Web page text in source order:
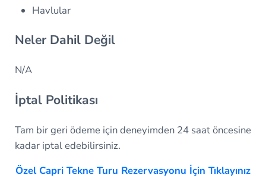
Havlular
Neler Dahil Değil
N/A
İptal Politikası
Tam bir geri ödeme için deneyimden 24 saat öncesine
kadar iptal edebilirsiniz.
Özel Capri Tekne Turu Rezervasyonu İçin Tıklayınız